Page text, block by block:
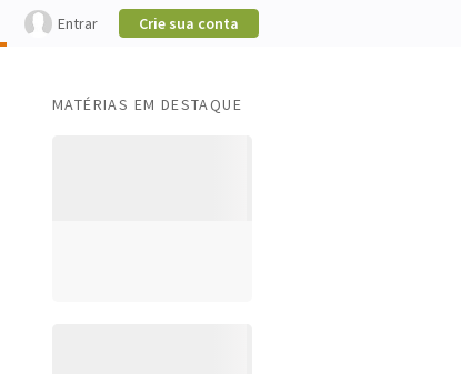
Crie sua conta
Entrar
MATÉRIAS EM DESTAQUE